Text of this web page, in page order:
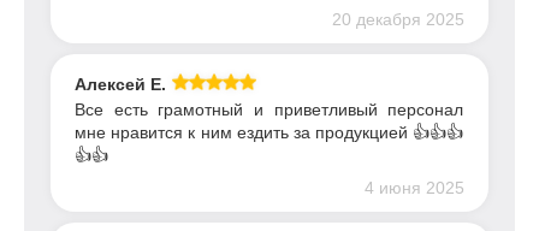
20 декабря 2025
Алексей Е.
Все есть грамотный и приветливый персонал
мне нравится к ним ездить за продукцией 👍👍👍
👍👍
4 июня 2025